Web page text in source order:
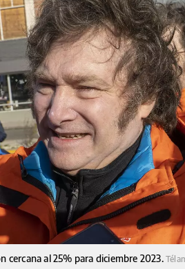
cercana al 25% para diciembre 2023.